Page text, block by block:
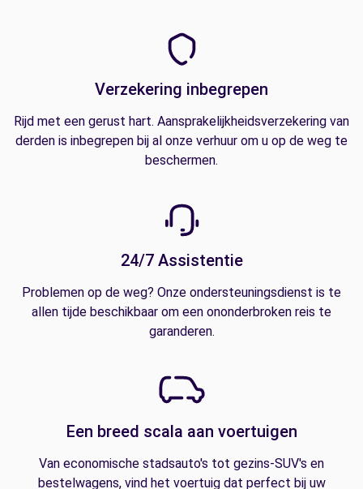
Verzekering inbegrepen
Rijd met een gerust hart. Aansprakelijkheidsverzekering van
derden is inbegrepen bij al onze verhuur om u op de weg te
beschermen.
24/7 Assistentie
Problemen op de weg? Onze ondersteuningsdienst is te
allen tijde beschikbaar om een ononderbroken reis te
garanderen.
Een breed scala aan voertuigen
Van economische stadsauto's tot gezins-SUV's en
bestelwagens, vind het voertuig dat perfect bij uw